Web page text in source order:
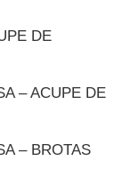
DE
– ACUPE DE
– BROTAS